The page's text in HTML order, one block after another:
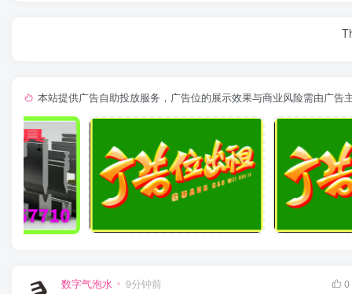
本站提供广告自助投放服务，广告位的展示效果与商业风险需由广告
数字气泡水 9分钟前 0